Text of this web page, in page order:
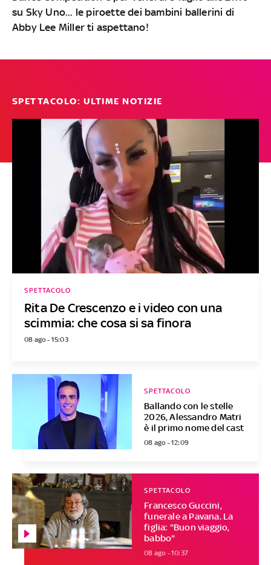
su Sky Uno... le piroette dei bambini ballerini di
Abby Lee Miller ti aspettano!
SPETTACOLO: ULTIME NOTIZIE
Rita De Crescenzo e i video con una
scimmia: che cosa si sa finora
SPETTACOLO
08 ago - 15:03
Ballando con le stelle
2026, Alessandro Matri
è il primo nome del cast
SPETTACOLO
08 ago - 12:09
Francesco Guccini,
funerale a Pavana. La
figlia: "Buon viaggio,
babbo"
SPETTACOLO
08 ago - 10:37